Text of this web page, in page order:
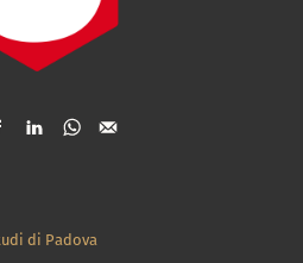
di Padova